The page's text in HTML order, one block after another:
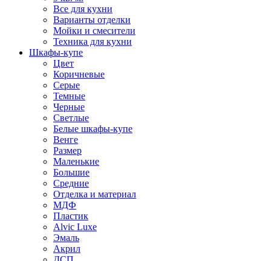
Все для кухни
Варианты отделки
Мойки и смесители
Техника для кухни
Шкафы-купе
Цвет
Коричневые
Серые
Темные
Черные
Светлые
Белые шкафы-купе
Венге
Размер
Маленькие
Большие
Средние
Отделка и материал
МДФ
Пластик
Alvic Luxe
Эмаль
Акрил